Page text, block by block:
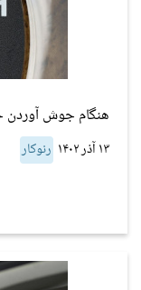
هنگام جوش آوردن
۱۳ آذر ۱۴۰۲ رنوکار